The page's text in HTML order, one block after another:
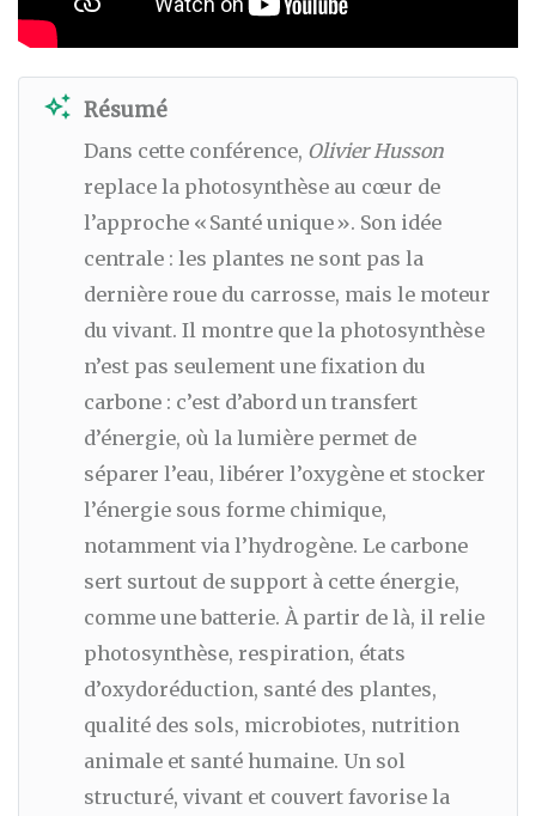
auto_awesome Résumé
Dans cette conférence, Olivier Husson
replace la photosynthèse au cœur de
l’approche « Santé unique ». Son idée
centrale : les plantes ne sont pas la
dernière roue du carrosse, mais le moteur
du vivant. Il montre que la photosynthèse
n’est pas seulement une fixation du
carbone : c’est d’abord un transfert
d’énergie, où la lumière permet de
séparer l’eau, libérer l’oxygène et stocker
l’énergie sous forme chimique,
notamment via l’hydrogène. Le carbone
sert surtout de support à cette énergie,
comme une batterie. À partir de là, il relie
photosynthèse, respiration, états
d’oxydoréduction, santé des plantes,
qualité des sols, microbiotes, nutrition
animale et santé humaine. Un sol
structuré, vivant et couvert favorise la